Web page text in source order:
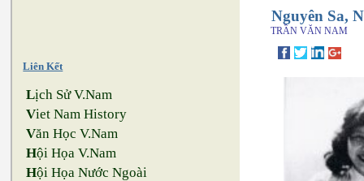
Liên Kết
Lịch Sử V.Nam
Viet Nam History
Văn Học V.Nam
Hội Họa V.Nam
Hội Họa Nước Ngoài
Nguyên Sa,
TRẦN VĂN NAM